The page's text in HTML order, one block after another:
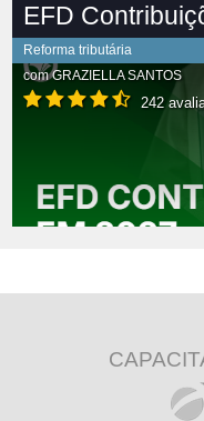
EFD
Reforma tributária
comGRAZIELLA SANTOS
242